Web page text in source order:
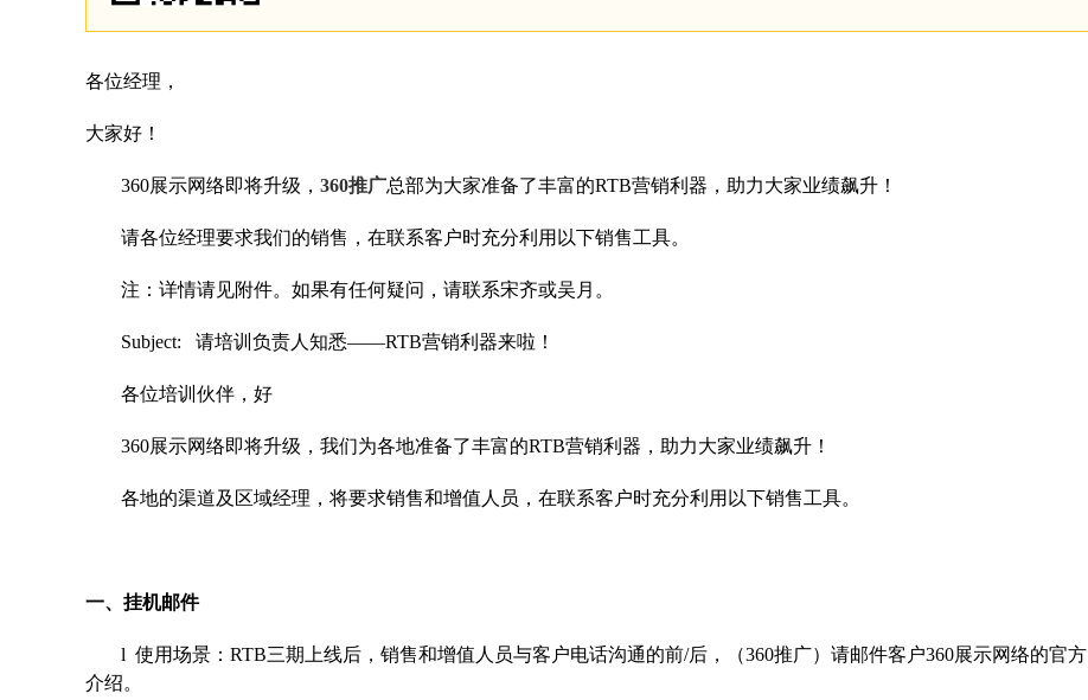
各位经理 ，
大家好！
360展示网络即将升级， 360推广总部为大家准备了丰富的RTB营销利器，助力大家业绩飙升！
请各位经理要求我们的销售，在联系客户时充分利用以下销售工具。
注：详情请见附件。如果有任何疑问，请联系宋齐或吴月。
Subject: 请培训负责人知悉——RTB营销利器来啦！
各位培训 伙伴，好
360展示网络即将升级，我们为各地准备了丰富的RTB营销利器，助力大家业绩飙升！
各地的渠道及区域经理，将要求销售和增值人员，在联系客户时充分利用以下销售工具。
一、挂机邮件
l 使用场景：RTB三期上线后，销售和增值人员与客户电话沟通的前/后，（360推广）请邮件客户360展示网络的官方
介绍。